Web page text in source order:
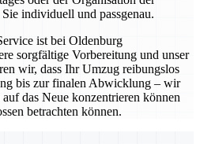
individuell und passgenau.
ist bei Oldenburg
sorgfältige Vorbereitung und unser
wir, dass Ihr Umzug reibungslos
bis zur finalen Abwicklung – wir
das Neue konzentrieren können
betrachten können.